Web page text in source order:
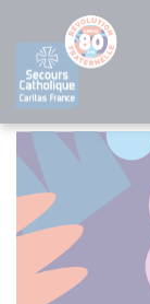
Aller
principal